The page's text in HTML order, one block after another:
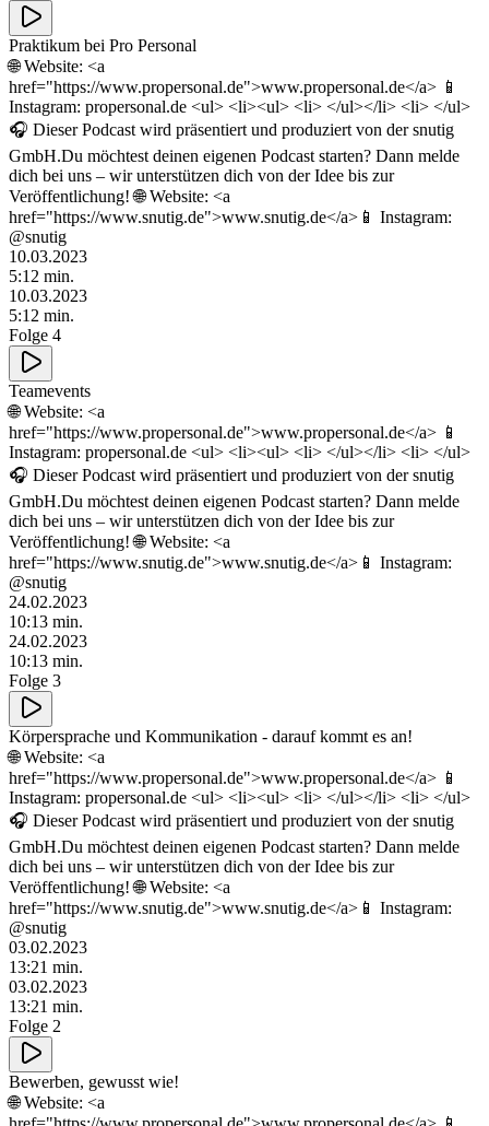
Praktikum bei Pro Personal
🌐 Website: <a
href="https://www.propersonal.de">www.propersonal.de</a> 📱
Instagram: propersonal.de <ul> <li><ul> <li> </ul></li> <li> </ul>
🎧 Dieser Podcast wird präsentiert und produziert von der snutig
GmbH.Du möchtest deinen eigenen Podcast starten? Dann melde
dich bei uns – wir unterstützen dich von der Idee bis zur
Veröffentlichung! 🌐 Website: <a
href="https://www.snutig.de">www.snutig.de</a>📱 Instagram:
@snutig
10.03.2023
5:12 min.
10.03.2023
5:12 min.
Folge 4
Teamevents
🌐 Website: <a
href="https://www.propersonal.de">www.propersonal.de</a> 📱
Instagram: propersonal.de <ul> <li><ul> <li> </ul></li> <li> </ul>
🎧 Dieser Podcast wird präsentiert und produziert von der snutig
GmbH.Du möchtest deinen eigenen Podcast starten? Dann melde
dich bei uns – wir unterstützen dich von der Idee bis zur
Veröffentlichung! 🌐 Website: <a
href="https://www.snutig.de">www.snutig.de</a>📱 Instagram:
@snutig
24.02.2023
10:13 min.
24.02.2023
10:13 min.
Folge 3
Körpersprache und Kommunikation - darauf kommt es an!
🌐 Website: <a
href="https://www.propersonal.de">www.propersonal.de</a> 📱
Instagram: propersonal.de <ul> <li><ul> <li> </ul></li> <li> </ul>
🎧 Dieser Podcast wird präsentiert und produziert von der snutig
GmbH.Du möchtest deinen eigenen Podcast starten? Dann melde
dich bei uns – wir unterstützen dich von der Idee bis zur
Veröffentlichung! 🌐 Website: <a
href="https://www.snutig.de">www.snutig.de</a>📱 Instagram:
@snutig
03.02.2023
13:21 min.
03.02.2023
13:21 min.
Folge 2
Bewerben, gewusst wie!
🌐 Website: <a